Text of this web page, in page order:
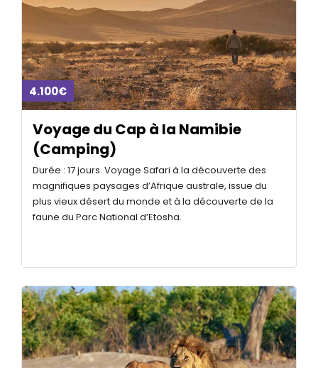
4.100€
Voyage du Cap à la Namibie
(Camping)
Durée : 17 jours. Voyage Safari à la découverte des
magnifiques paysages d’Afrique australe, issue du
plus vieux désert du monde et à la découverte de la
faune du Parc National d’Etosha.